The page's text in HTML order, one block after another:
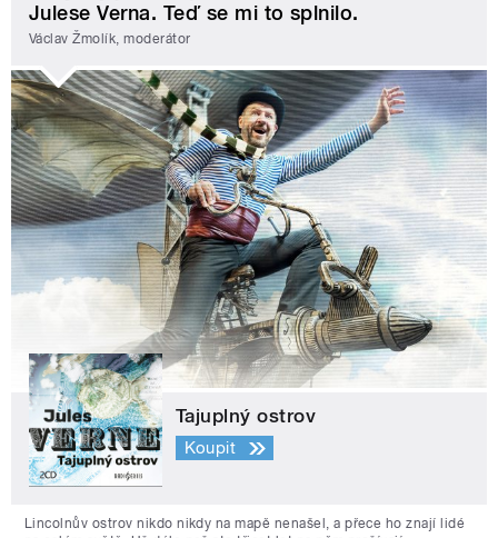
Julese Verna. Teď se mi to splnilo.
Václav Žmolík, moderátor
Tajuplný ostrov
Koupit
Lincolnův ostrov nikdo nikdy na mapě nenašel, a přece ho znají lidé